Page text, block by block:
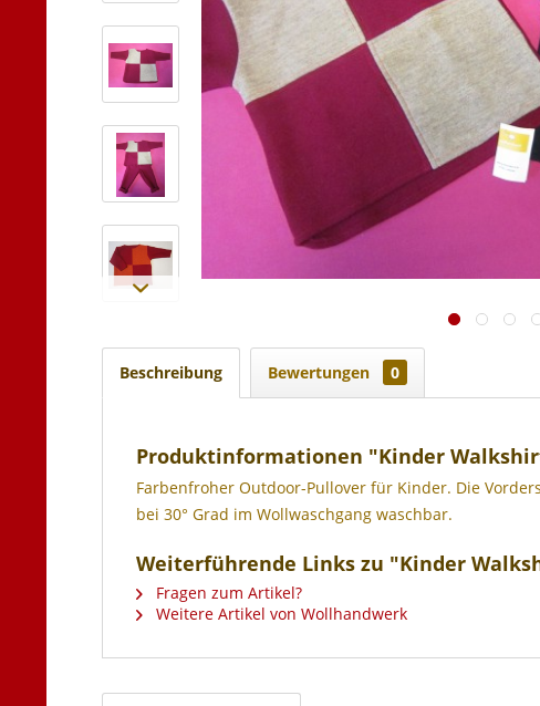
Beschreibung Bewertungen 0
Produktinformationen "Kinder
Farbenfroher Outdoor-Pullover für Kinder. Die
bei 30° Grad im Wollwaschgang waschbar.
Weiterführende Links zu "Kinder
Fragen zum Artikel?
Weitere Artikel von Wollhandwerk